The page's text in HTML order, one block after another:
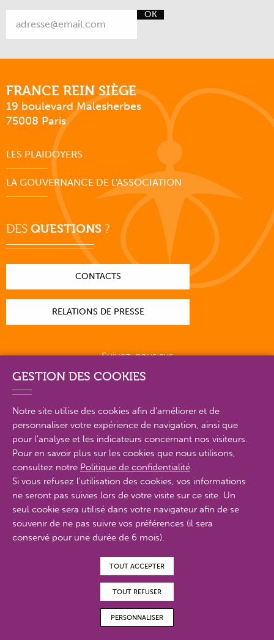
OK
FRANCE REIN SIÈGE
19 boulevard Malesherbes
75008 Paris
LES PLAIDOYERS
LA GOUVERNANCE DE L'ASSOCIATION
DES QUESTIONS ?
CONTACTS
RELATIONS DE PRESSE
Suivez-nous sur
PLAN DU SITE EN DÉTAIL
© Proximit Digital 2022
MENTIONS LÉGALES
POLITIQUE DE CONFIDENTIALITÉ
CONTACTS
GESTION DES COOKIES
Notre site utilise des cookies afin d'améliorer et de
personnaliser votre expérience de navigation, ainsi que
pour l'analyse et les indicateurs concernant nos visiteurs.
Pour en savoir plus sur les cookies que nous utilisons,
consultez notre Politique de confidentialité.
Si vous refusez l'utilisation des cookies, vos informations
ne seront pas suivies lors de votre visite sur ce site. Un
seul cookie sera utilisé dans votre navigateur afin de se
souvenir de ne pas suivre vos préférences (il sera
conservé pour une durée de 6 mois).
TOUT ACCEPTER
TOUT REFUSER
PERSONNALISER